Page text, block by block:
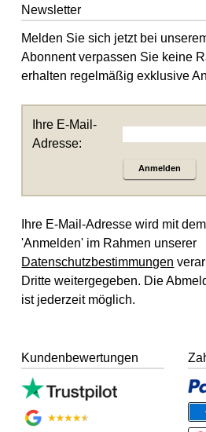
Newsletter
Melden Sie sich jetzt bei
Abonnent verpassen Sie keine
erhalten regelmäßig exklusive
Ihre E-Mail-
Adresse:
Anmelden
Ihre E-Mail-Adresse wird mit
'Anmelden' im Rahmen unserer
Datenschutzbestimmungen
Dritte weitergegeben. Die
ist jederzeit möglich.
Kundenbewertungen